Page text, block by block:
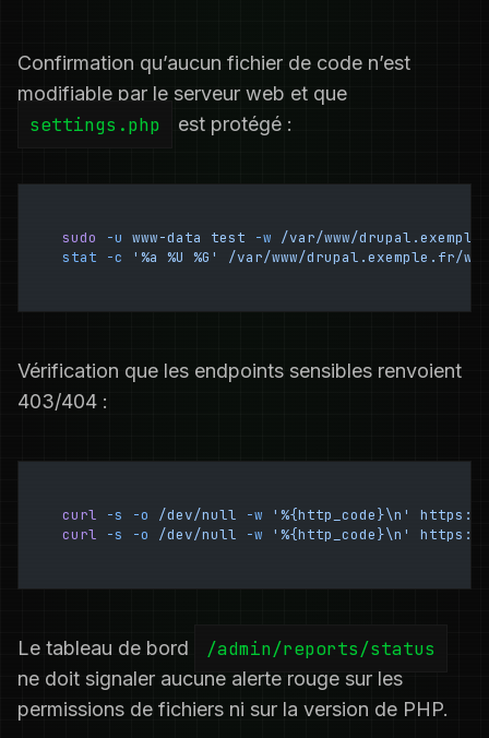
Confirmation qu’aucun fichier de code n’est
modifiable par le serveur web et que
settings.php est protégé :
sudo -u www-data test -w /var/www/
stat -c '%a %U %G' /var/www/drupal.exemple.fr/
Vérification que les endpoints sensibles renvoient
403/404 :
curl -s -o /dev/null -w '%{http_code}\n'
https://
curl -s -o /dev/null -w '%{http_code}\n' https://
Le tableau de bord /admin/reports/status
ne doit signaler aucune alerte rouge sur les
permissions de fichiers ni sur la version de PHP.